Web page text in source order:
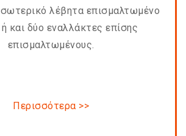
λέβητα επισμαλτωμένο
και δύο εναλλάκτες επίσης
επισμαλτωμένους.
Περισσότερα >>